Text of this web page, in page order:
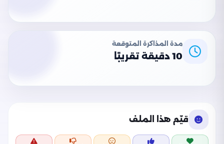
مدة المذاكرة المتوقعة
10 دقيقة تقريبًا
قيّم هذا الملف